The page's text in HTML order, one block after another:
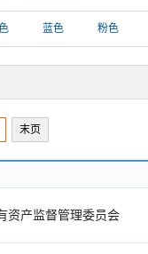
蓝色 粉色
末页
资产监督管理委员会